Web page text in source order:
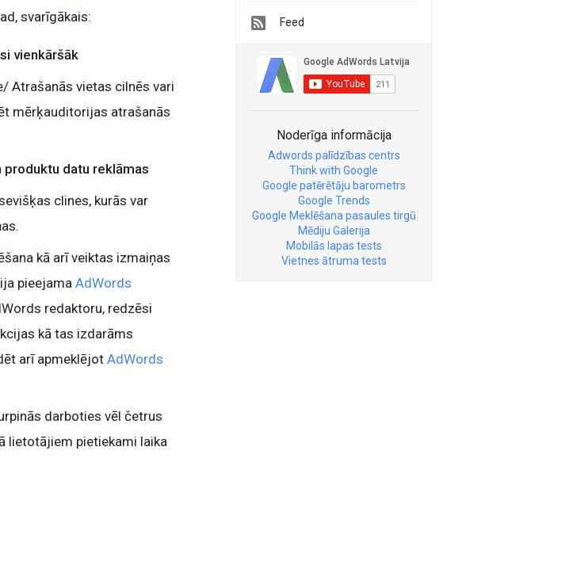
svarīgākais:
vienkāršāk
Atrašanās vietas cilnēs vari
mērķauditorijas atrašanās
produktu datu reklāmas
clines, kurās var
kā arī veiktas izmaiņas
pieejamaAdWords
redaktoru, redzēsi
kā tas izdarāms
arī apmeklējot AdWords
darboties vēl četrus
lietotājiem pietiekami laika
Feed
Noderīga informācija
Adwords palīdzības centrs
Think with Google
Google patērētāju barometrs
Google Trends
Google Meklēšana pasaules tirgū
Mēdiju Galerija
Mobilās lapas tests
Vietnes ātruma tests